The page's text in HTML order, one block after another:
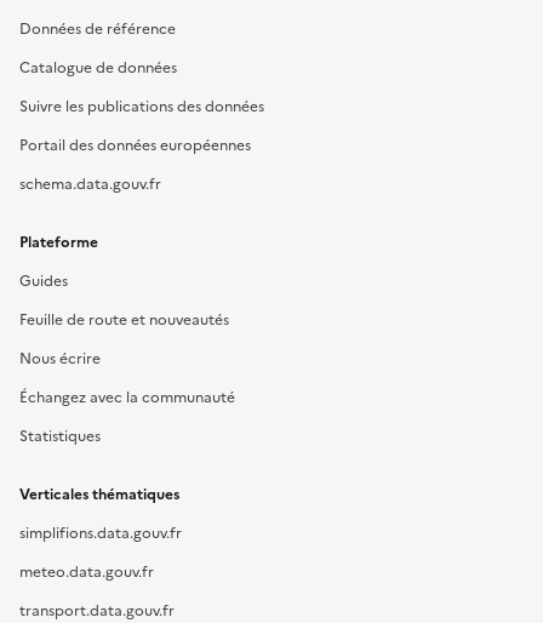
Données de référence
Catalogue de données
Suivre les publications des données
Portail des données européennes
schema.data.gouv.fr
Plateforme
Guides
Feuille de route et nouveautés
Nous écrire
Échangez avec la communauté
Statistiques
Verticales thématiques
simplifions.data.gouv.fr
meteo.data.gouv.fr
transport.data.gouv.fr